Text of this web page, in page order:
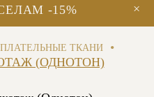
×
-15%
ТКАНИ •
(ОДНОТОН)